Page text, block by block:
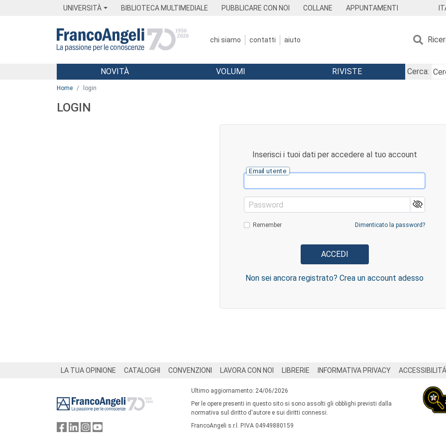
UNIVERSITÀ BIBLIOTECA MULTIMEDIALE PUBBLICARE CON NOI COLLANE APPUNTAMENTI
chi siamo contatti aiuto
Menu
NOVITÀ VOLUMI RIVISTE
Cerca:
Home login
LOGIN
Inserisci i tuoi dati per accedere al tuo account
Email utente
Password
Remember Dimenticato la password?
Non sei ancora registrato? Crea un account adesso
LA TUA OPINIONE CATALOGHI CONVENZIONI LAVORA CON NOI LIBRERIE INFORMATIVA PRIVACY ACCESSIBILITÁ
Ultimo aggiornamento: 24/06/2026
Per le opere presenti in questo sito si sono assolti gli obblighi previsti dalla
normativa sul diritto d'autore e sui diritti connessi.
FrancoAngeli s.r.l. P.IVA 04949880159